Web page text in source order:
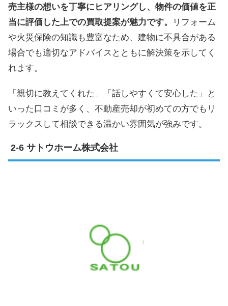
売主様の想いを丁寧にヒアリングし、物件の価値を正
当に評価した上での買取提案が魅力です。
リフォーム
や火災保険の知識も豊富なため、建物に不具合がある
場合でも適切なアドバイスとともに解決策を示してく
れます。
「親切に教えてくれた」「話しやすくて安心した」と
いった口コミが多く、不動産売却が初めての方でもリ
ラックスして相談できる温かい雰囲気が強みです。
サトウホーム株式会社